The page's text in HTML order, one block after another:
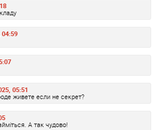
04:59
05:51
живете если не секрет?
А так чудово!